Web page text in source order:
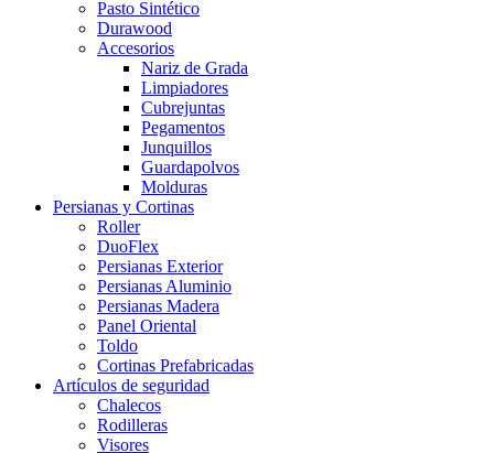
Pasto Sintético
Durawood
Accesorios
Nariz de Grada
Limpiadores
Cubrejuntas
Pegamentos
Junquillos
Guardapolvos
Molduras
Persianas y Cortinas
Roller
DuoFlex
Persianas Exterior
Persianas Aluminio
Persianas Madera
Panel Oriental
Toldo
Cortinas Prefabricadas
Artículos de seguridad
Chalecos
Rodilleras
Visores